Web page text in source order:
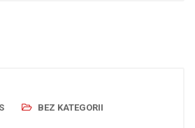
BEZ KATEGORII